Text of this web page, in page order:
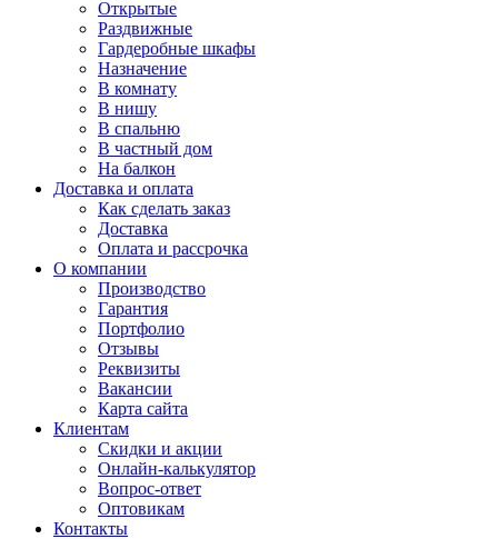
Открытые
Раздвижные
Гардеробные шкафы
Назначение
В комнату
В нишу
В спальню
В частный дом
На балкон
Доставка и оплата
Как сделать заказ
Доставка
Оплата и рассрочка
О компании
Производство
Гарантия
Портфолио
Отзывы
Реквизиты
Вакансии
Карта сайта
Клиентам
Скидки и акции
Онлайн-калькулятор
Вопрос-ответ
Оптовикам
Контакты